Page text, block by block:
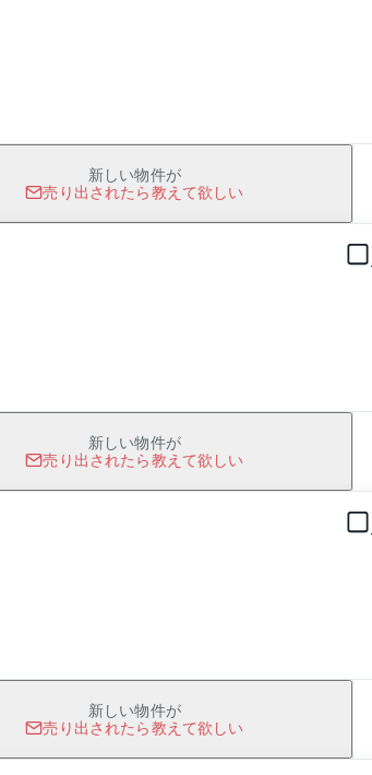
新しい物件が
売り出されたら教えて欲しい
1 / 0
新しい物件が
売り出されたら教えて欲しい
1 / 0
新しい物件が
売り出されたら教えて欲しい
1 / 0